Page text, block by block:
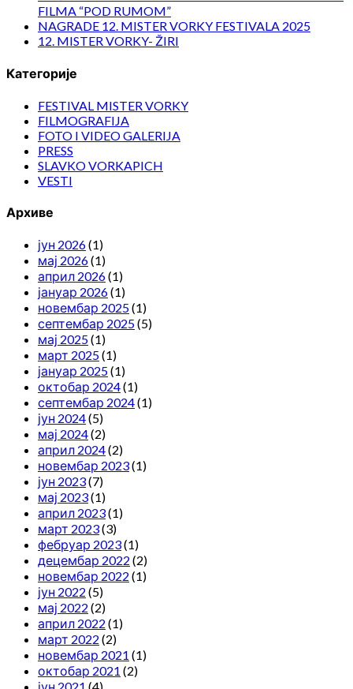
FILMA “POD RUMOM”
NAGRADE 12. MISTER VORKY FESTIVALA 2025
12. MISTER VORKY- ŽIRI
Категорије
FESTIVAL MISTER VORKY
FILMOGRAFIJA
FOTO I VIDEO GALERIJA
PRESS
SLAVKO VORKAPICH
VESTI
Архиве
јун 2026(1)
мај 2026(1)
април 2026(1)
јануар 2026(1)
новембар 2025(1)
септембар 2025(5)
мај 2025(1)
март 2025(1)
јануар 2025(1)
октобар 2024(1)
септембар 2024(1)
јун 2024(5)
мај 2024(2)
април 2024(2)
новембар 2023(1)
јун 2023(7)
мај 2023(1)
април 2023(1)
март 2023(3)
фебруар 2023(1)
децембар 2022 (2)
новембар 2022 (1)
јун 2022 (5)
мај 2022 (2)
април 2022 (1)
март 2022 (2)
новембар 2021 (1)
октобар 2021 (2)